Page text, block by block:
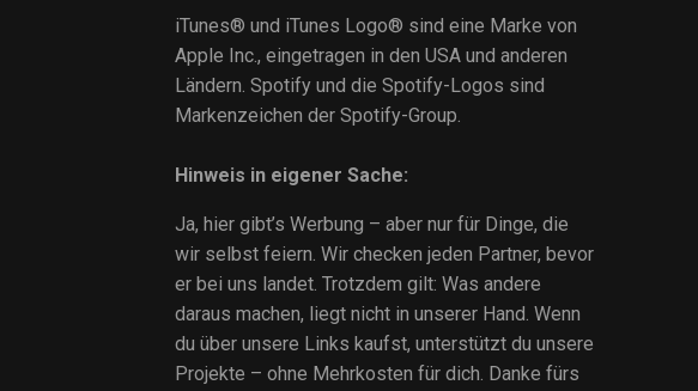
iTunes® und iTunes Logo® sind eine Marke von
Apple Inc., eingetragen in den USA und anderen
Ländern. Spotify und die Spotify-Logos sind
Markenzeichen der Spotify-Group.
Hinweis in eigener Sache:
Ja, hier gibt’s Werbung – aber nur für Dinge, die
wir selbst feiern. Wir checken jeden Partner, bevor
er bei uns landet. Trotzdem gilt: Was andere
daraus machen, liegt nicht in unserer Hand. Wenn
du über unsere Links kaufst, unterstützt du unsere
Projekte – ohne Mehrkosten für dich. Danke fürs